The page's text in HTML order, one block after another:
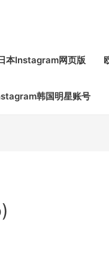
本Instagram网页版
韩国明星账号